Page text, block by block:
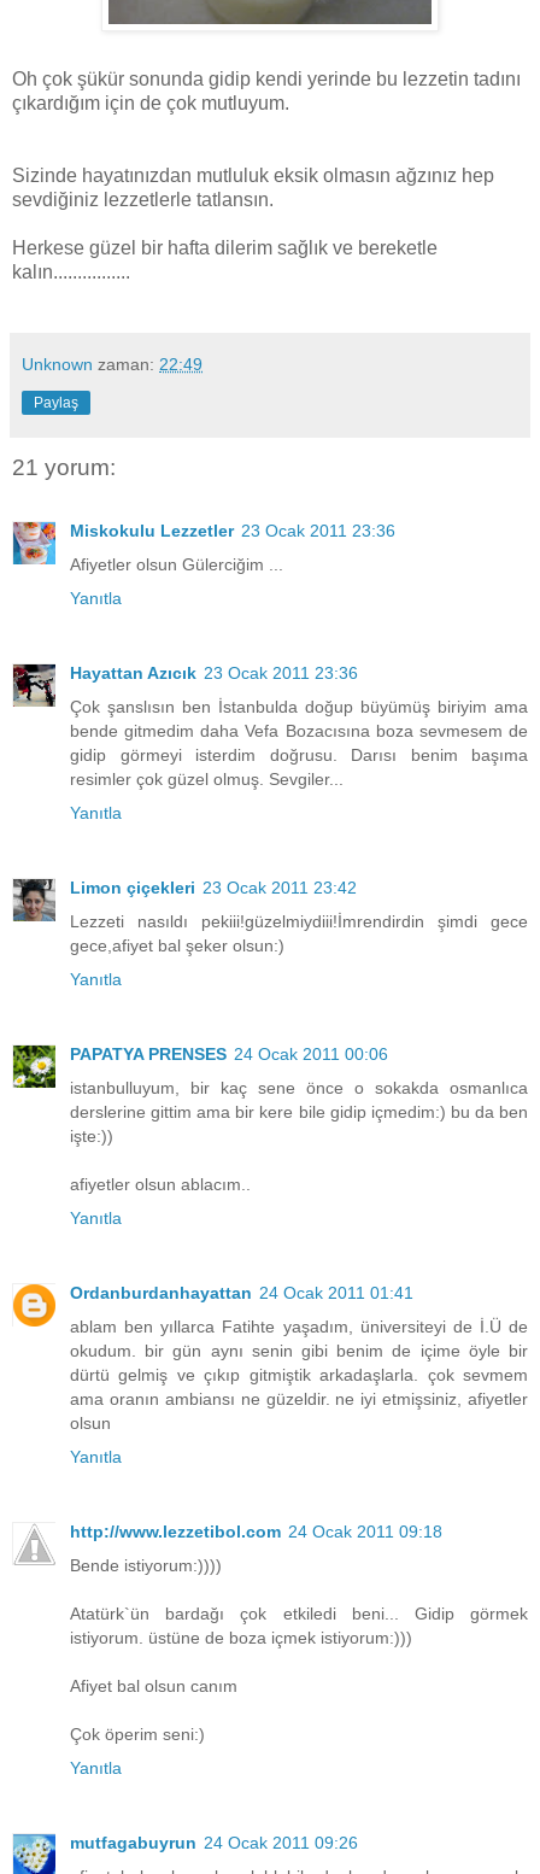
Oh çok şükür sonunda gidip kendi yerinde bu lezzetin tadını
çıkardığım için de çok mutluyum.
Sizinde hayatınızdan mutluluk eksik olmasın ağzınız hep
sevdiğiniz lezzetlerle tatlansın.
Herkese güzel bir hafta dilerim sağlık ve bereketle
kalın................
Unknown zaman: 22:49
Paylaş
21 yorum:
Miskokulu Lezzetler 23 Ocak 2011 23:36
Afiyetler olsun Gülerciğim ...
Yanıtla
Hayattan Azıcık 23 Ocak 2011 23:36
Çok şanslısın ben İstanbulda doğup büyümüş biriyim ama
bende gitmedim daha Vefa Bozacısına boza sevmesem de
gidip görmeyi isterdim doğrusu. Darısı benim başıma
resimler çok güzel olmuş. Sevgiler...
Yanıtla
Limon çiçekleri 23 Ocak 2011 23:42
Lezzeti nasıldı pekiii!güzelmiydiii!İmrendirdin şimdi gece
gece,afiyet bal şeker olsun:)
Yanıtla
PAPATYA PRENSES 24 Ocak 2011 00:06
istanbulluyum, bir kaç sene önce o sokakda osmanlıca
derslerine gittim ama bir kere bile gidip içmedim:) bu da ben
işte:))
afiyetler olsun ablacım..
Yanıtla
Ordanburdanhayattan 24 Ocak 2011 01:41
ablam ben yıllarca Fatihte yaşadım, üniversiteyi de İ.Ü de
okudum. bir gün aynı senin gibi benim de içime öyle bir
dürtü gelmiş ve çıkıp gitmiştik arkadaşlarla. çok sevmem
ama oranın ambiansı ne güzeldir. ne iyi etmişsiniz, afiyetler
olsun
Yanıtla
http://www.lezzetibol.com 24 Ocak 2011 09:18
Bende istiyorum:))))
Atatürk`ün bardağı çok etkiledi beni... Gidip görmek
istiyorum. üstüne de boza içmek istiyorum:)))
Afiyet bal olsun canım
Çok öperim seni:)
Yanıtla
mutfagabuyrun 24 Ocak 2011 09:26